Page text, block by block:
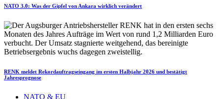
NATO 3.0: Was der Gipfel von Ankara wirklich verändert
RENK meldet Rekordauftragseingang im ersten Halbjahr 2026 und bestätigt
Jahresprognose
NATO & EU